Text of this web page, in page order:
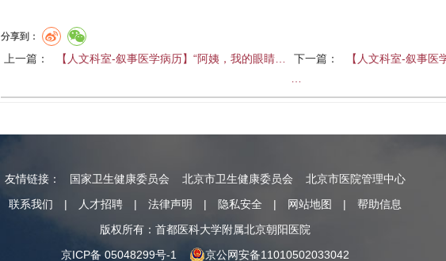
分享到：
上一篇： 【人文科室-叙事医学病历】“阿姨，我的眼睛… 下一篇：
【人文科室-叙事医
友情链接： 国家卫生健康委员会 北京市卫生健康委员会
北京市医院管理中心
联系我们
| 人才招聘 | 法律声明 | 隐私安全 | 网站地图 |
帮助信息
版权所有：首都医科大学附属北京朝阳医院
京ICP备 05048299号-1
京公网安备11010502033042